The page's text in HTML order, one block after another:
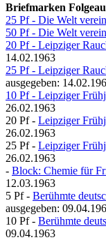
Briefmarken
25 Pf - Die Welt
50 Pf - Die Welt
20 Pf - Leipziger
14.02.1963
25 Pf - Leipziger
ausgegeben:
10 Pf - Leipziger
26.02.1963
20 Pf - Leipziger
26.02.1963
25 Pf - Leipziger
26.02.1963
- Block: Chemie für
12.03.1963
5 Pf - Berühmte
ausgegeben:
10 Pf - Berühmte
09.04.1963